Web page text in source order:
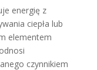
energię z
ciepła lub
elementem
czynnikiem